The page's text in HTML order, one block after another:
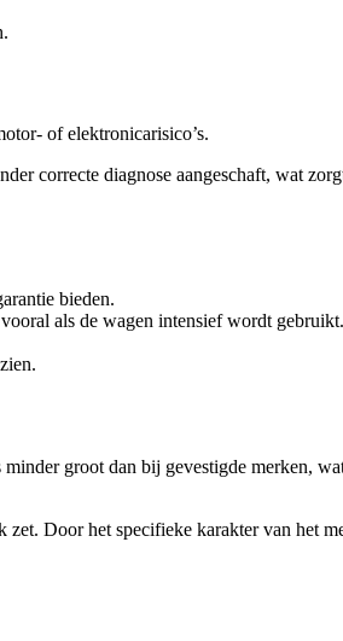
of elektronicarisico’s.
correcte diagnose aangeschaft, wat
bieden.
als de wagen intensief wordt gebruikt.
groot dan bij gevestigde merken,
Door het specifieke karakter van het